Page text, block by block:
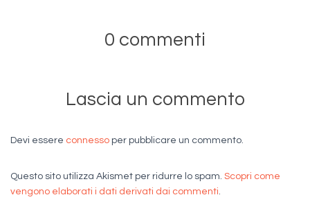
0 commenti
Lascia un commento
Devi essere connesso per pubblicare un commento.
Questo sito utilizza Akismet per ridurre lo spam. Scopri come
vengono elaborati i dati derivati dai commenti.